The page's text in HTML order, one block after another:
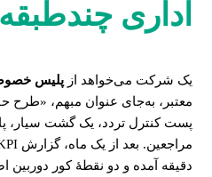
اداری چندطبقه
یک شرکت می‌خواهد ازپلیس
معتبر، به‌جای عنوان مبهم، «طرح
دقیقه آمده و دو نقطهٔ کور